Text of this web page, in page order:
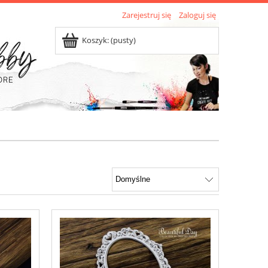
Zarejestruj się Zaloguj się
Koszyk:(pusty)